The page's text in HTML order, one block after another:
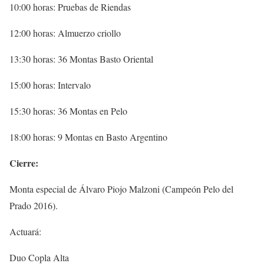
10:00 horas: Pruebas de Riendas
12:00 horas: Almuerzo criollo
13:30 horas: 36 Montas Basto Oriental
15:00 horas: Intervalo
15:30 horas: 36 Montas en Pelo
18:00 horas: 9 Montas en Basto Argentino
Cierre:
Monta especial de Álvaro Piojo Malzoni (Campeón Pelo del
Prado 2016).
Actuará:
Duo Copla Alta